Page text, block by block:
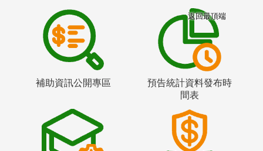
補助資訊公開專區
預告統計資料發布時
間表
返回最頂端